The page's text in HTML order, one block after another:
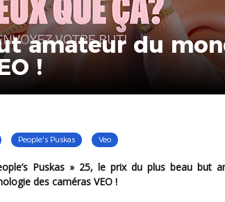
amateur du
!
People's Puskas Veo
des caméras VEO !